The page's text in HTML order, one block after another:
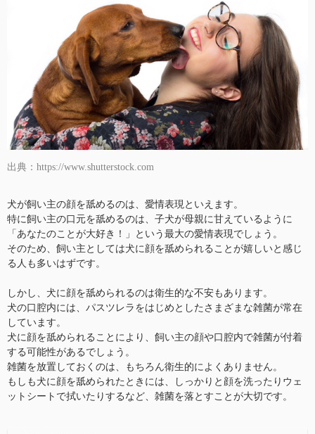
出典：https://www.shutterstock.com
犬が飼い主の顔を舐めるのは、愛情表現といえます。
特に飼い主の口元を舐めるのは、子犬が母親に甘えているように
「あなたのことが大好き！」という最大の愛情表現でしょう。
そのため、飼い主としては犬に顔を舐められることが嬉しいと感じ
る人も多いはずです。
しかし、犬に顔を舐められるのは衛生的な不安もあります。
犬の口腔内には、パスツレラをはじめとしたさまざまな雑菌が常在
しています。
犬に顔を舐められることにより、飼い主の顔や口腔内で雑菌が付着
する可能性があるでしょう。
雑菌を放置しておくのは、もちろん衛生的によくありません。
もしも犬に顔を舐められたときには、しっかりと顔を洗ったりウェ
ットシートで拭いたりするなど、雑菌を落とすことが大切です。